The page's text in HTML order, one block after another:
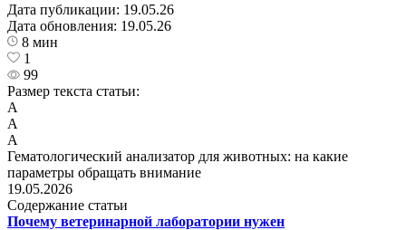
Дата публикации: 19.05.26
Дата обновления: 19.05.26
8 мин
1
99
Размер текста статьи:
А
А
А
Гематологический анализатор для животных: на какие
параметры обращать внимание
19.05.2026
Содержание статьи
Почему ветеринарной лаборатории нужен